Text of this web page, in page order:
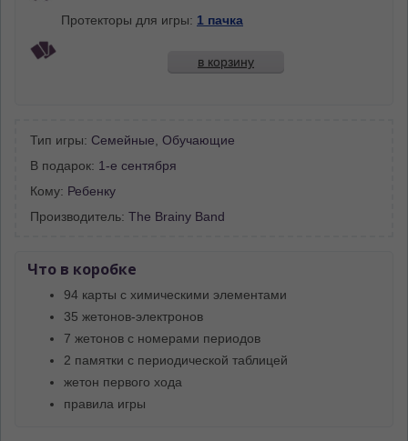
Протекторы для игры: 1 пачка
в корзину
Тип игры: Семейные Обучающие
В подарок: 1-е сентября
Кому: Ребенку
Производитель: The Brainy Band
Что в коробке
94 карты с химическими элементами
35 жетонов-электронов
7 жетонов с номерами периодов
2 памятки с периодической таблицей
жетон первого хода
правила игры